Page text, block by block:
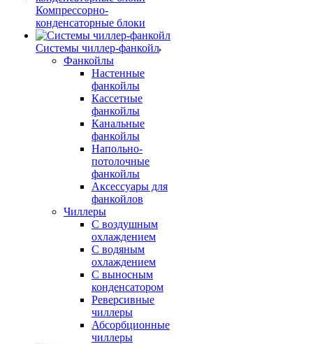
Компрессорно-
конденсаторные блоки
Системы чиллер-фанкойл
Фанкойлы
Настенные
фанкойлы
Кассетные
фанкойлы
Канальные
фанкойлы
Напольно-
потолочные
фанкойлы
Аксессуары для
фанкойлов
Чиллеры
С воздушным
охлаждением
С водяным
охлаждением
С выносным
конденсатором
Реверсивные
чиллеры
Абсорбционные
чиллеры